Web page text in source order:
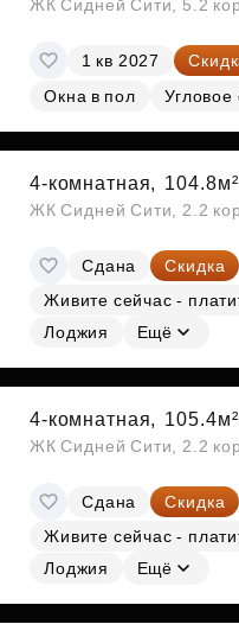
ЖК Сидней Сити, 5.2
1 кв 2027
Окна в пол
Угловое
4-комнатная, 104.8м²
ЖК Сидней Сити, 2.2
Сдана Скидка
Живите сейчас -
Лоджия
Ещё
4-комнатная, 105.4м²
ЖК Сидней Сити, 2.2
Сдана Скидка
Живите сейчас -
Лоджия
Ещё